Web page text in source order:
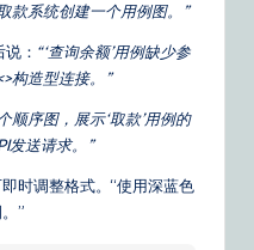
款系统创建一个用例图。”
： “‘查询余额’用例缺少参
构造型连接。”
顺序图，展示‘取款’用例的
发送请求。”
时调整格式。“使用深蓝色
”